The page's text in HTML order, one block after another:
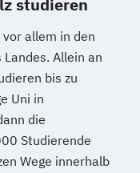
studieren
allem in den
Allein an
bis zu
Uni in
die
Studierende
Wege innerhalb